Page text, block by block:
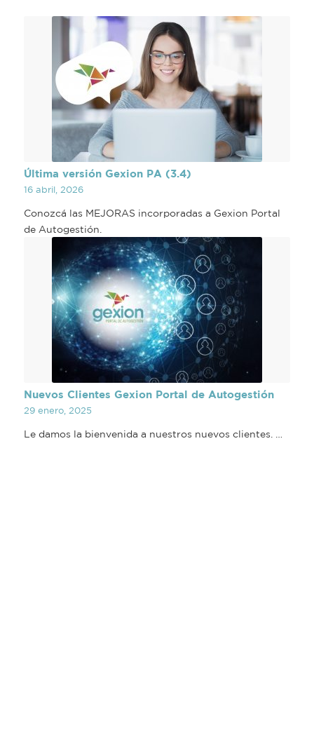
Última versión Gexion PA (3.4)
16 abril, 2026
Conozcá las MEJORAS incorporadas a Gexion Portal
de Autogestión.
Nuevos Clientes Gexion Portal de Autogestión
29 enero, 2025
Le damos la bienvenida a nuestros nuevos clientes. …